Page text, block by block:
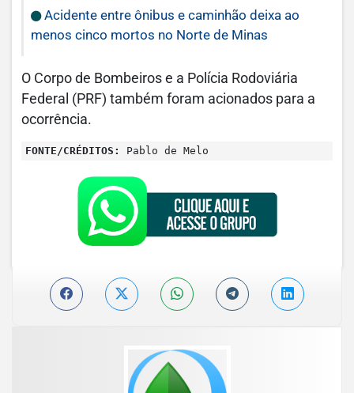
Acidente entre ônibus e caminhão deixa ao
menos cinco mortos no Norte de Minas
O Corpo de Bombeiros e a Polícia Rodoviária
Federal (PRF) também foram acionados para a
ocorrência.
FONTE/CRÉDITOS: Pablo de Melo